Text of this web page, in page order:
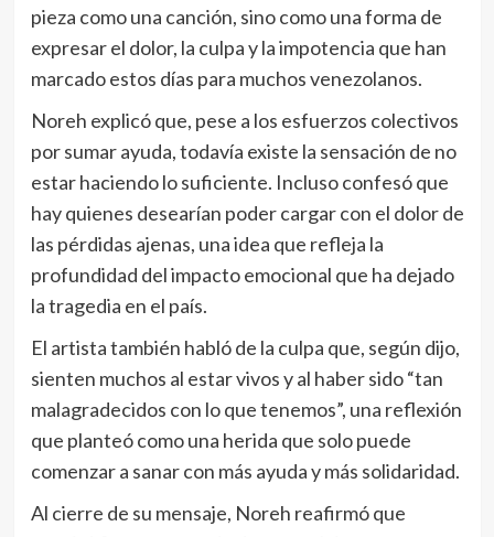
pieza como una canción, sino como una forma de
expresar el dolor, la culpa y la impotencia que han
marcado estos días para muchos venezolanos.
Noreh explicó que, pese a los esfuerzos colectivos
por sumar ayuda, todavía existe la sensación de no
estar haciendo lo suficiente. Incluso confesó que
hay quienes desearían poder cargar con el dolor de
las pérdidas ajenas, una idea que refleja la
profundidad del impacto emocional que ha dejado
la tragedia en el país.
El artista también habló de la culpa que, según dijo,
sienten muchos al estar vivos y al haber sido “tan
malagradecidos con lo que tenemos”, una reflexión
que planteó como una herida que solo puede
comenzar a sanar con más ayuda y más solidaridad.
Al cierre de su mensaje, Noreh reafirmó que